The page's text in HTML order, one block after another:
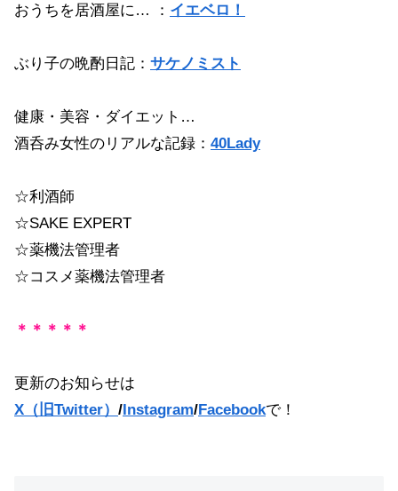
おうちを居酒屋に… ： イエベロ！
ぶり子の晩酌日記： サケノミスト
健康・美容・ダイエット…
酒呑み女性のリアルな記録： 40Lady
☆利酒師
☆SAKE EXPERT
☆薬機法管理者
☆コスメ薬機法管理者
＊＊＊＊＊
更新のお知らせは
X（旧Twitter） /Instagram/Facebookで！